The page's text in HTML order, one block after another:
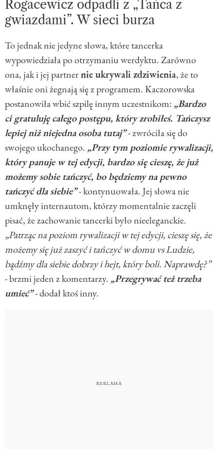
Rogacewicz odpadli z „Tańca z
gwiazdami”. W sieci burza
To jednak nie jedyne słowa, które tancerka
wypowiedziała po otrzymaniu werdyktu. Zarówno
ona, jak i jej partnernie ukrywali zdziwienia, że to
właśnie oni żegnają się z programem. Kaczorowska
postanowiła wbić szpilę innym uczestnikom: „Bardzo
ci gratuluję całego postępu, który zrobiłeś. Tańczysz
lepiej niż niejedna osoba tutaj”- zwróciła się do
swojego ukochanego. „Przy tym poziomie rywalizacji,
który panuje w tej edycji, bardzo się cieszę, że już
możemy sobie tańczyć, bo będziemy na pewno
tańczyć dla siebie”- kontynuowała. Jej słowa nie
umknęły internautom, którzy momentalnie zaczęli
pisać, że zachowanie tancerki było nieeleganckie.
„Patrząc na poziom rywalizacji w tej edycji, cieszę się, że
możemy się już zaszyć i tańczyć w domu vs Ludzie,
bądźmy dla siebie dobrzy i hejt, który boli. Naprawdę?”
- brzmi jeden z komentarzy. „Przegrywać też trzeba
umieć”- dodał ktoś inny.